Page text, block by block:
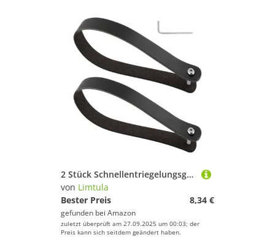
2 Stück Schnellentriegelungsgriff für Fahrrad, Leder, Ziehgurt, Klappträger, Blockgürtel, Frontablage, Griff, praktischer Nasenkopf, Taschengürtel für Radfahren
von Limtula
Bester Preis
8,34 €
gefunden bei Amazon
zuletzt überprüft am 27.09.2025 um 00:03; der
Preis kann sich seitdem geändert haben.